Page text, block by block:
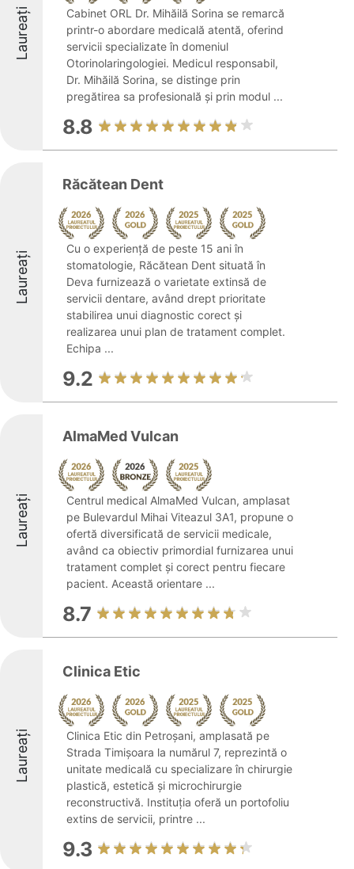
Laureați
Cabinet ORL Dr. Mihăilă Sorina se remarcă
printr-o abordare medicală atentă, oferind
servicii specializate în domeniul
Otorinolaringologiei. Medicul responsabil,
Dr. Mihăilă Sorina, se distinge prin
pregătirea sa profesională și prin modul ...
8.8
Laureați
Răcătean Dent
Cu o experiență de peste 15 ani în
stomatologie, Răcătean Dent situată în
Deva furnizează o varietate extinsă de
servicii dentare, având drept prioritate
stabilirea unui diagnostic corect și
realizarea unui plan de tratament complet.
Echipa ...
9.2
Laureați
AlmaMed Vulcan
Centrul medical AlmaMed Vulcan, amplasat
pe Bulevardul Mihai Viteazul 3A1, propune o
ofertă diversificată de servicii medicale,
având ca obiectiv primordial furnizarea unui
tratament complet și corect pentru fiecare
pacient. Această orientare ...
8.7
Laureați
Clinica Etic
Clinica Etic din Petroșani, amplasată pe
Strada Timișoara la numărul 7, reprezintă o
unitate medicală cu specializare în chirurgie
plastică, estetică și microchirurgie
reconstructivă. Instituția oferă un portofoliu
extins de servicii, printre ...
9.3